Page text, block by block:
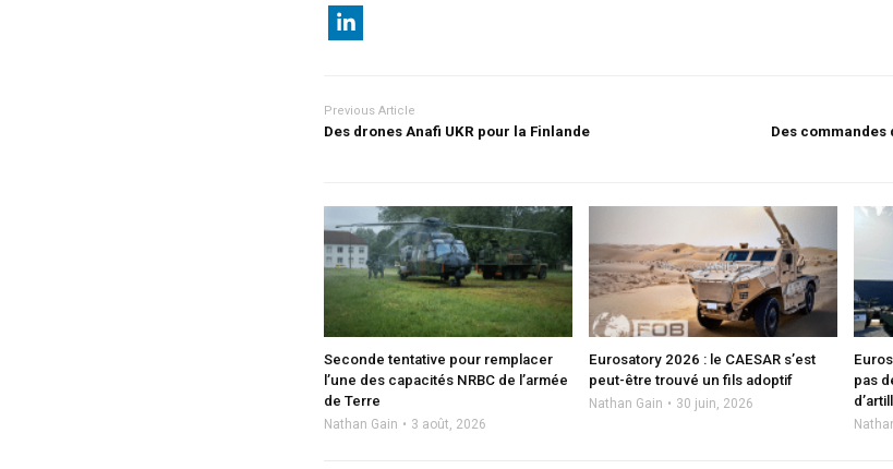
Previous Article
Des drones Anafi UKR pour la Finlande
Des
Seconde tentative pour remplacer
l’une des capacités NRBC de l’armée
de Terre
Nathan Gain 3 août, 2026
Eurosatory 2026 : le CAESAR s’est
peut-être trouvé un fils adoptif
Nathan Gain 30 juin, 2026
pas